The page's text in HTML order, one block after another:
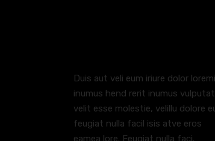
Duis aut veli eum iriure dolor loremi
inumus hend rerit inumus
velit esse molestie, velillu dolore
feugiat nulla facil isis atve eros
eamea lore. Feugiat nulla faci.